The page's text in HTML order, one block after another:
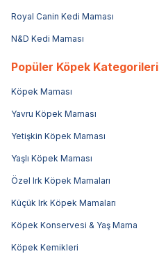
Royal Canin Kedi Maması
N&D Kedi Maması
Popüler Köpek Kategorileri
Köpek Maması
Yavru Köpek Maması
Yetişkin Köpek Maması
Yaşlı Köpek Maması
Özel Irk Köpek Mamaları
Küçük Irk Köpek Mamaları
Köpek Konservesi & Yaş Mama
Köpek Kemikleri